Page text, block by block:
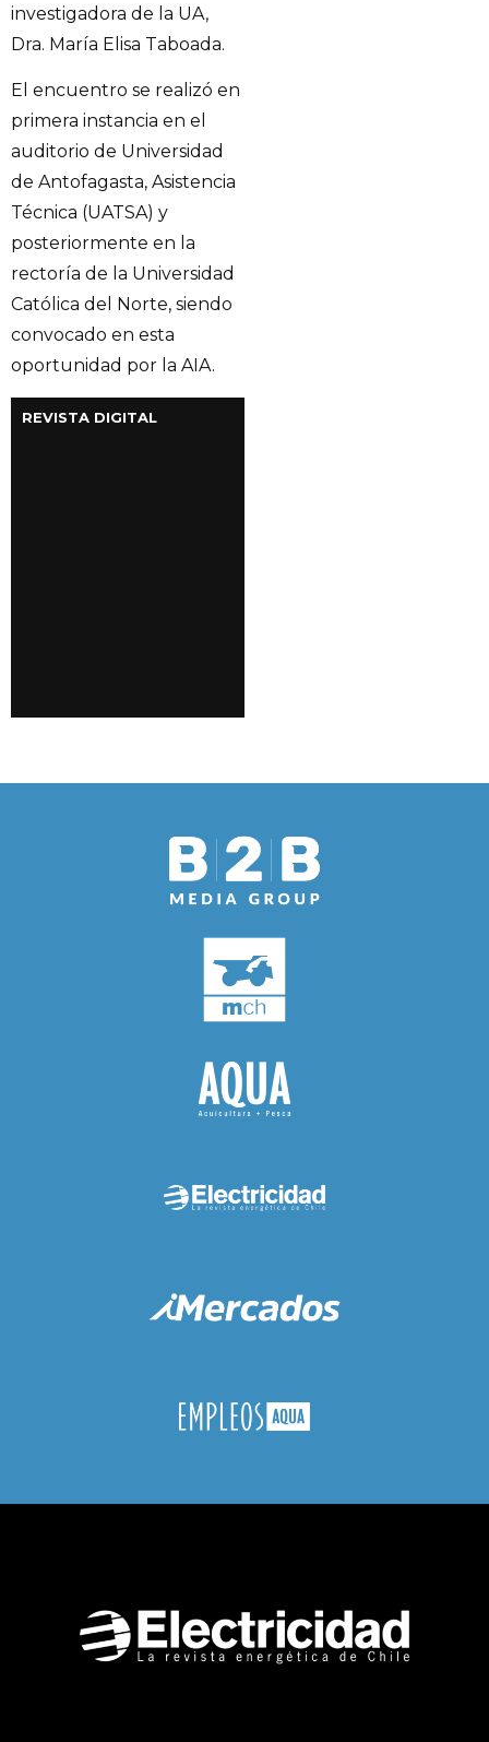
investigadora de la UA,
Dra. María Elisa Taboada.
El encuentro se realizó en
primera instancia en el
auditorio de Universidad
de Antofagasta, Asistencia
Técnica (UATSA) y
posteriormente en la
rectoría de la Universidad
Católica del Norte, siendo
convocado en esta
oportunidad por la AIA.
REVISTA DIGITAL